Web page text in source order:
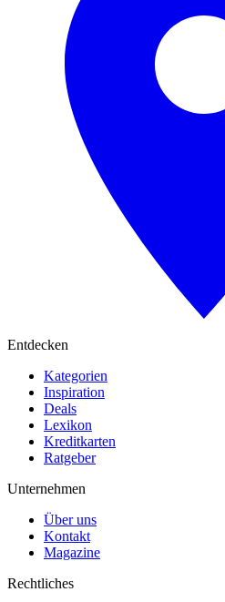
Entdecken
Kategorien
Inspiration
Deals
Lexikon
Kreditkarten
Ratgeber
Unternehmen
Über uns
Kontakt
Magazine
Rechtliches